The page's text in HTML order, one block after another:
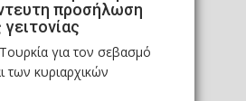
προσήλωση
για τον σεβασμό
των κυριαρχικών